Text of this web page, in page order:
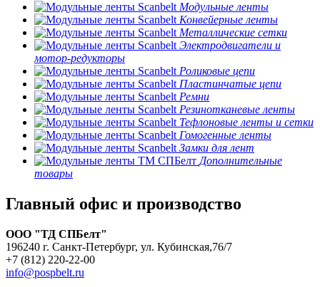
Модульные ленты
Конвейерные ленты
Металлические сетки
Электродвигатели и
мотор-редукторы
Роликовые цепи
Пластинчатые цепи
Ремни
Резинотканевые ленты
Тефлоновые ленты и сетки
Гомогенные ленты
Замки для лент
Дополнительные
товары
Главный офис и производство
ООО "ТД СПБелт"
196240 г. Санкт-Петербург, ул. Кубинская,76/7
+7 (812) 220-22-00
info@pospbelt.ru